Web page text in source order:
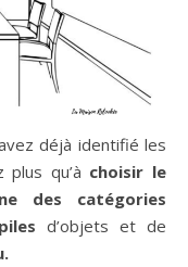
déjà identifié les
plus qu’à choisir le
des catégories
d’objets et de